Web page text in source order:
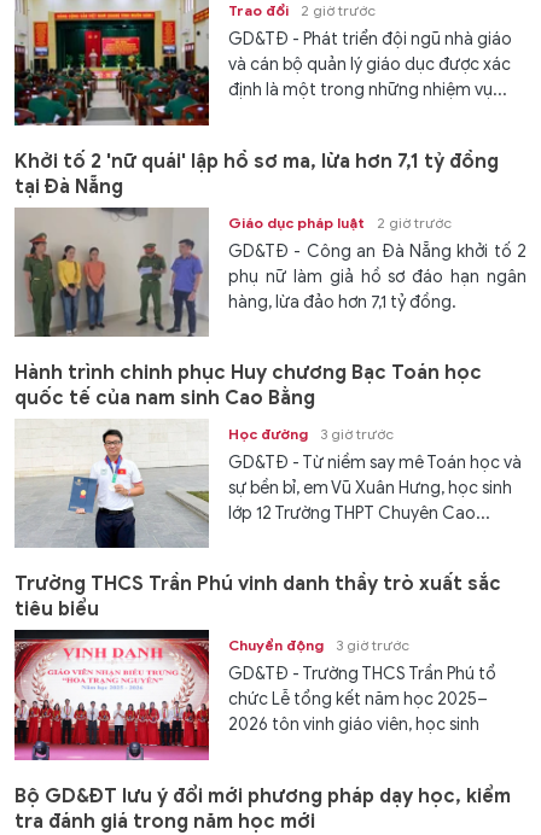
Trao đổi 2 giờ trước
GD&TĐ - Phát triển đội ngũ nhà giáo
và cán bộ quản lý giáo dục được xác
định là một trong những nhiệm vụ...
Khởi tố 2 'nữ quái' lập hồ sơ ma, lừa hơn 7,1 tỷ đồng
tại Đà Nẵng
Giáo dục pháp luật 2 giờ trước
GD&TĐ - Công an Đà Nẵng khởi tố 2
phụ nữ làm giả hồ sơ đáo hạn ngân
hàng, lừa đảo hơn 7,1 tỷ đồng.
Hành trình chinh phục Huy chương Bạc Toán học
quốc tế của nam sinh Cao Bằng
Học đường 3 giờ trước
GD&TĐ - Từ niềm say mê Toán học và
sự bền bỉ, em Vũ Xuân Hưng, học sinh
lớp 12 Trường THPT Chuyên Cao...
Trường THCS Trần Phú vinh danh thầy trò xuất sắc
tiêu biểu
Chuyển động 3 giờ trước
GD&TĐ - Trường THCS Trần Phú tổ
chức Lễ tổng kết năm học 2025–
2026 tôn vinh giáo viên, học sinh
Bộ GD&ĐT lưu ý đổi mới phương pháp dạy học, kiểm
tra đánh giá trong năm học mới